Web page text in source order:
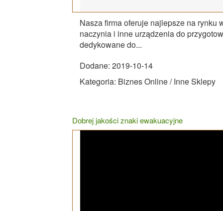
Nasza firma oferuje najlepsze na rynku
naczynia i inne urządzenia do
dedykowane do...
Dodane: 2019-10-14
Kategoria: Biznes Online / Inne Sklepy
Dobrej jakości znaki ewakuacyjne